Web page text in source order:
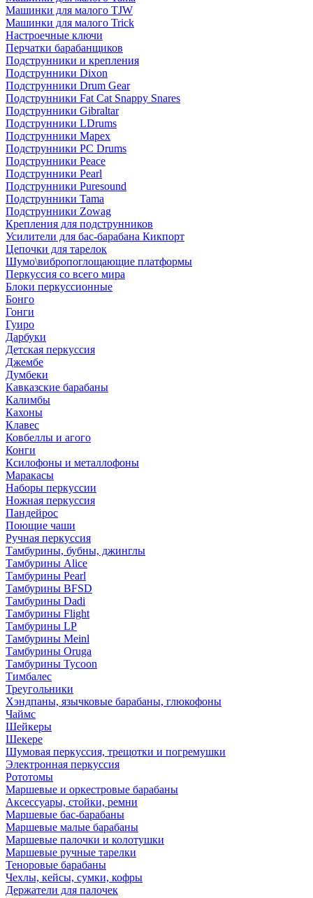
Машинки для малого TJW
Машинки для малого Trick
Настроечные ключи
Перчатки барабанщиков
Подструнники и крепления
Подструнники Dixon
Подструнники Drum Gear
Подструнники Fat Cat Snappy Snares
Подструнники Gibraltar
Подструнники LDrums
Подструнники Mapex
Подструнники PC Drums
Подструнники Peace
Подструнники Pearl
Подструнники Puresound
Подструнники Tama
Подструнники Zowag
Крепления для подструнников
Усилители для бас-барабана Кикпорт
Цепочки для тарелок
Шумо\вибропоглощающие платформы
Перкуссия со всего мира
Блоки перкуссионные
Бонго
Гонги
Гуиро
Дарбуки
Детская перкуссия
Джембе
Думбеки
Кавказские барабаны
Калимбы
Кахоны
Клавес
Ковбеллы и агого
Конги
Ксилофоны и металлофоны
Маракасы
Наборы перкуссии
Ножная перкуссия
Пандейрос
Поющие чаши
Ручная перкуссия
Тамбурины, бубны, джинглы
Тамбурины Alice
Тамбурины Pearl
Тамбурины BFSD
Тамбурины Dadi
Тамбурины Flight
Тамбурины LP
Тамбурины Meinl
Тамбурины Oruga
Тамбурины Tycoon
Тимбалес
Треугольники
Хэндпаны, язычковые барабаны, глюкофоны
Чаймс
Шейкеры
Шекере
Шумовая перкуссия, трещотки и погремушки
Электронная перкуссия
Рототомы
Маршевые и оркестровые барабаны
Аксессуары, стойки, ремни
Маршевые бас-барабаны
Маршевые малые барабаны
Маршевые палочки и колотушки
Маршевые ручные тарелки
Теноровые барабаны
Чехлы, кейсы, сумки, кофры
Держатели для палочек